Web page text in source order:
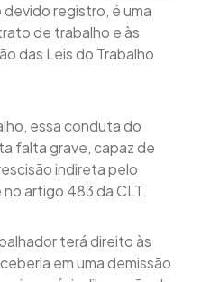
registro, é uma
de trabalho e às
das Leis do Trabalho
essa conduta do
falta grave, capaz de
indireta pelo
artigo 483 da CLT.
terá direito às
em uma demissão